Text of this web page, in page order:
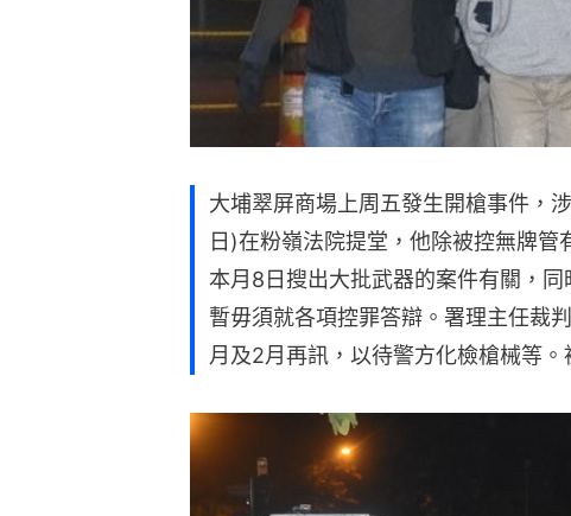
大埔翠屏商場上周五發生開槍事件，
日)在粉嶺法院提堂，他除被控無牌
本月8日搜出大批武器的案件有關，
暫毋須就各項控罪答辯。署理主任裁
月及2月再訊，以待警方化檢槍械等